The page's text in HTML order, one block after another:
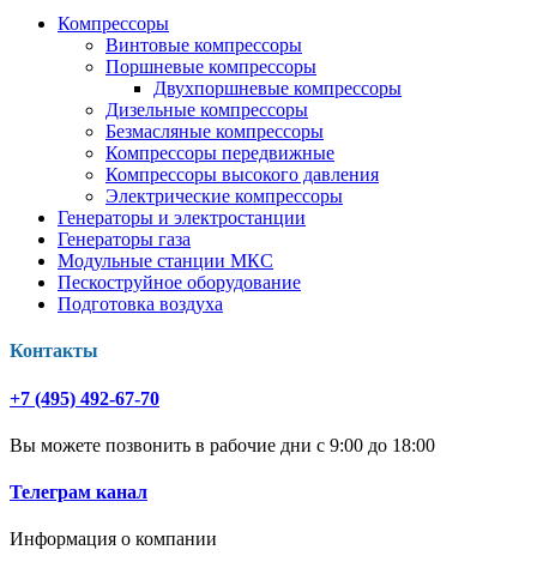
Компрессоры
Винтовые компрессоры
Поршневые компрессоры
Двухпоршневые компрессоры
Дизельные компрессоры
Безмасляные компрессоры
Компрессоры передвижные
Компрессоры высокого давления
Электрические компрессоры
Генераторы и электростанции
Генераторы газа
Модульные станции МКС
Пескоструйное оборудование
Подготовка воздуха
Контакты
+7 (495) 492-67-70
Вы можете позвонить в рабочие дни с 9:00 до 18:00
Телеграм канал
Информация о компании